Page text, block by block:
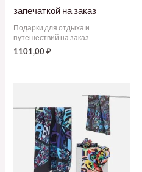
запечаткой на заказ
Подарки для отдыха и
путешествий на заказ
1101,00₽